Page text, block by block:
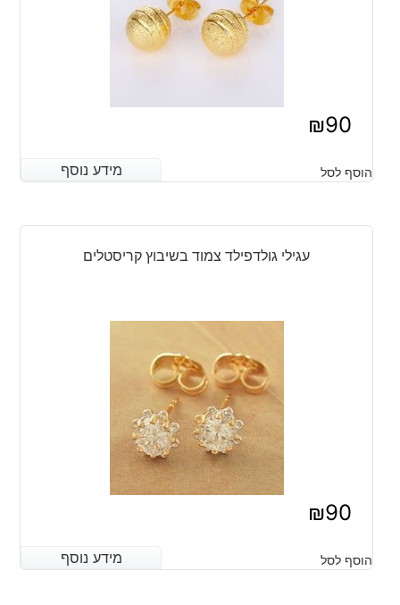
₪90
מידע נוסף הוסף לסל מידע נוסף
עגילי גולדפילד צמוד בשיבוץ קריסטלים
₪90
מידע נוסף הוסף לסל מידע נוסף